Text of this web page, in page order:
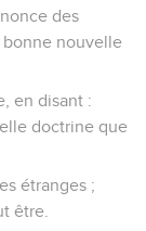
des
bonne nouvelle
en disant :
doctrine que
étranges ;
être.